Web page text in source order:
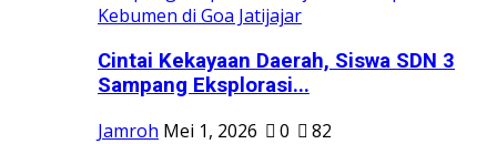
Cintai Kekayaan Daerah, Siswa SDN 3
Sampang Eksplorasi...
Jamroh Mei 1, 2026 0 82